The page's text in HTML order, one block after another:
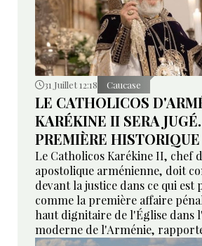
31 Juillet 12:18 Caucase
LE CATHOLICOS
KARÉKINE II SERA
PREMIÈRE HISTORIQUE
Le Catholicos Karékine II, chef
apostolique arménienne, doit
devant la justice dans ce qui est
comme la première affaire
haut dignitaire de l'Église dans
moderne de l'Arménie,